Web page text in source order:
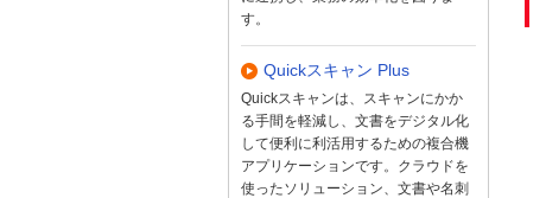
す。
Quickスキャン Plus
Quickスキャンは、スキャンにかか
る手間を軽減し、文書をデジタル化
して便利に利活用するための複合機
アプリケーションです。クラウドを
使ったソリューション、文書や名刺